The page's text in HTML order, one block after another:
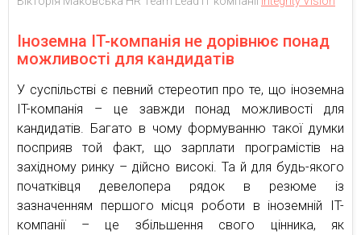
Іноземна IT-компанія не дорівнює понад
можливості для кандидатів
У суспільстві є певний стереотип про те, що іноземна
IT-компанія – це завжди понад можливості для
кандидатів. Багато в чому формуванню такої думки
посприяв той факт, що зарплати програмістів на
західному ринку – дійсно високі. Та й для будь-якого
початківця девелопера рядок в резюме із
зазначенням першого місця роботи в іноземній IT-
компанії – це збільшення свого цінника, як